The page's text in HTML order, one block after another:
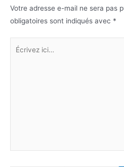
Votre adresse e-mail ne sera pas
obligatoires sont indiqués avec *
Écrivez